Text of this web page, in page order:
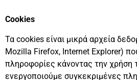
Cookies
Τα cookies είναι μικρά αρχεία
Mozilla Firefox, Internet Explorer)
πληροφορίες κάνοντας την χρήση
ενεργοποιούμε συγκεκριμένες